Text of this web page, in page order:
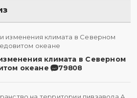
климата в Северном
океане
79808